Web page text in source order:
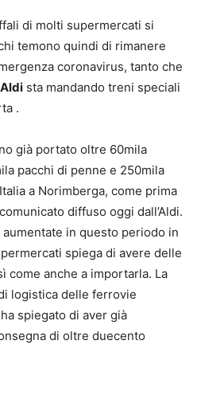
di molti supermercati si
temono quindi di rimanere
coronavirus, tanto che
sta mandando treni speciali
.
già portato oltre 60mila
pacchi di penne e 250mila
a Norimberga, come prima
diffuso oggi dall’Aldi.
in questo periodo in
spiega di avere delle
come anche a importarla. La
logistica delle ferrovie
spiegato di aver già
di oltre duecento